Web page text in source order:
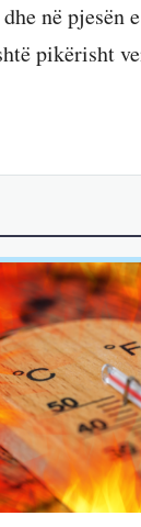
në pjesën
pikërisht